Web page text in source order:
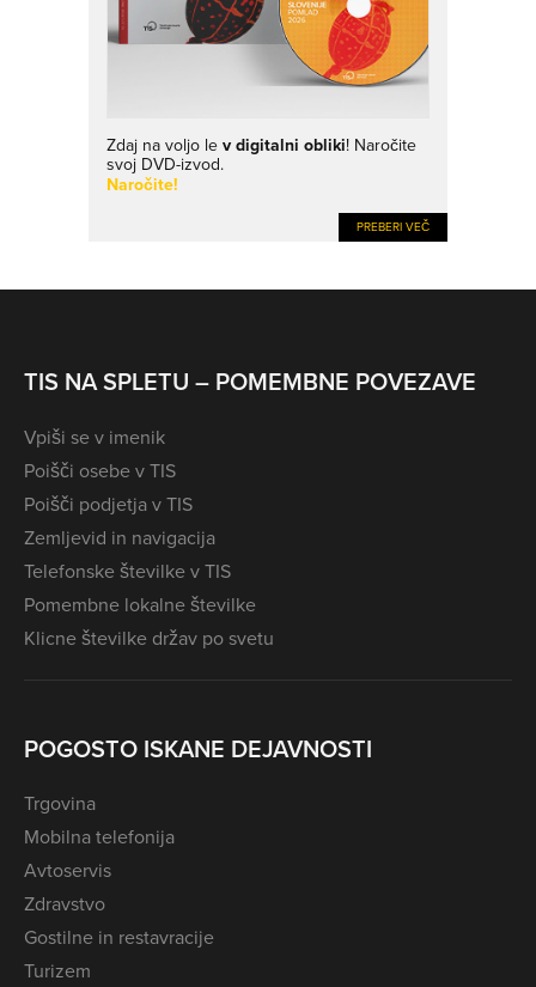
Zdaj na voljo le v digitalni obliki! Naročite
svoj DVD-izvod.
Naročite!
PREBERI VEČ
TIS NA SPLETU – POMEMBNE POVEZAVE
Vpiši se v imenik
Poišči osebe v TIS
Poišči podjetja v TIS
Zemljevid in navigacija
Telefonske številke v TIS
Pomembne lokalne številke
Klicne številke držav po svetu
POGOSTO ISKANE DEJAVNOSTI
Trgovina
Mobilna telefonija
Avtoservis
Zdravstvo
Gostilne in restavracije
Turizem